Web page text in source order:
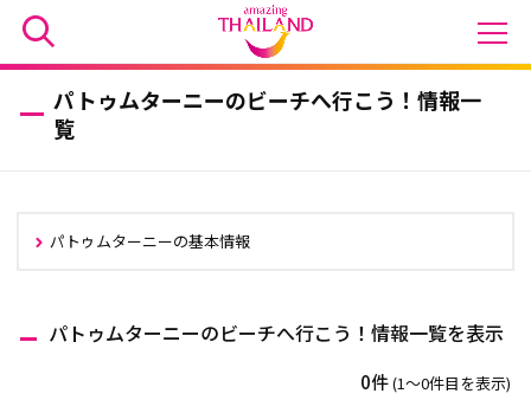
パトゥムターニーのビーチへ行こう！情報一
覧
パトゥムターニーの基本情報
パトゥムターニーのビーチへ行こう！情報一覧を表示
0件(1〜0件目を表示)